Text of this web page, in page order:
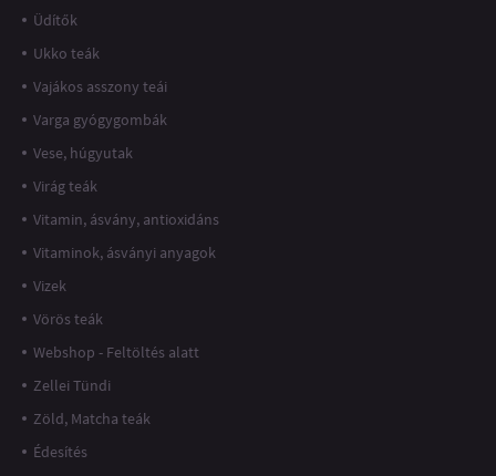
Üdítők
Ukko teák
Vajákos asszony teái
Varga gyógygombák
Vese, húgyutak
Virág teák
Vitamin, ásvány, antioxidáns
Vitaminok, ásványi anyagok
Vizek
Vörös teák
Webshop - Feltöltés alatt
Zellei Tündi
Zöld, Matcha teák
Édesítés